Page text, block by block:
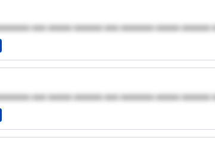
xxx xxxxx xxxxxx xxx xxxxxxx xxxxx xxxxxx
xxx xxxxx xxxxxx xxx xxxxxxx xxxxx xxxxxx